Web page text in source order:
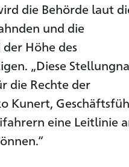
die Behörde laut
und die
Höhe des
„Diese
die Rechte der
Kunert,
eine Leitlinie